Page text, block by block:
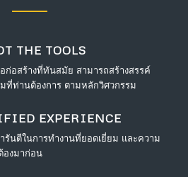
THE TOOLS
ก่อสร้างที่ทันสมัย สามารถสร้างสรรค์
ที่ท่านต้องการ ตามหลักวิศวกรรม
EXPERIENCE
รันตีในการทำงานที่ยอดเยี่ยม และความ
งมาก่อน